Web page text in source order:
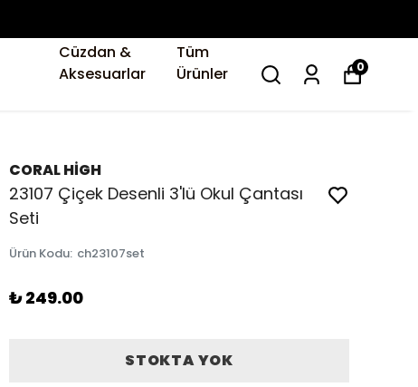
Cüzdan &
Aksesuarlar
Tüm
Ürünler
0
CORAL HİGH
23107 Çiçek Desenli 3'lü Okul Çantası
Seti
Ürün Kodu: ch23107set
₺ 249.00
STOKTA YOK